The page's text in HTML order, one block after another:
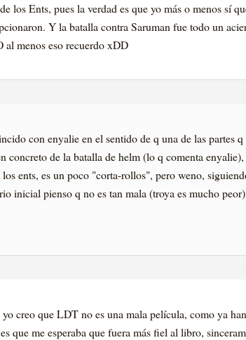
los Ents, pues la verdad es que yo más o menos sí­
Y la batalla contra Saruman fue todo un
al menos eso recuerdo xDD
con enyalie en el sentido de q una de las partes
concreto de la batalla de helm (lo q comenta
ents, es un poco "corta-rollos", pero weno,
inicial pienso q no es tan mala (troya es mucho
yo creo que LDT no es una mala pelí­cula, como ya
que me esperaba que fuera más fiel al libro,